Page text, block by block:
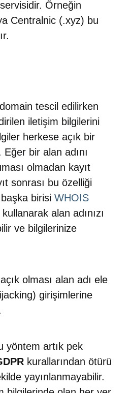
Örneğin
Centralnic (.xyz) bu
tescil edilirken
iletişim bilgilerini
herkese açık bir
bir alan adını
olmadan kayıt
sonrası bu özelliği
birisi WHOIS
alan adınızı
ve bilgilerinize
olması alan adı ele
girişimlerine
yöntem artık pek
kurallarından ötürü
yayınlanmayabilir.